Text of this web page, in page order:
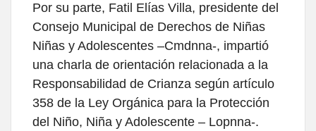
Por su parte, Fatil Elías Villa, presidente del
Consejo Municipal de Derechos de Niñas
Niñas y Adolescentes –Cmdnna-, impartió
una charla de orientación relacionada a la
Responsabilidad de Crianza según artículo
358 de la Ley Orgánica para la Protección
del Niño, Niña y Adolescente – Lopnna-.